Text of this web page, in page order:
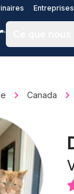
Entreprises
Canada